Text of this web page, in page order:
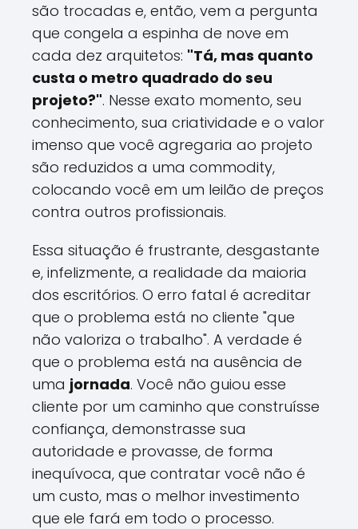
são trocadas e, então, vem a pergunta
que congela a espinha de nove em
cada dez arquitetos: "Tá, mas quanto
custa o metro quadrado do seu
projeto?". Nesse exato momento, seu
conhecimento, sua criatividade e o valor
imenso que você agregaria ao projeto
são reduzidos a uma commodity,
colocando você em um leilão de preços
contra outros profissionais.
Essa situação é frustrante, desgastante
e, infelizmente, a realidade da maioria
dos escritórios. O erro fatal é acreditar
que o problema está no cliente "que
não valoriza o trabalho". A verdade é
que o problema está na ausência de
uma jornada. Você não guiou esse
cliente por um caminho que construísse
confiança, demonstrasse sua
autoridade e provasse, de forma
inequívoca, que contratar você não é
um custo, mas o melhor investimento
que ele fará em todo o processo.